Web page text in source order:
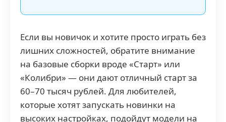
Если вы новичок и хотите просто играть без
лишних сложностей, обратите внимание
на базовые сборки вроде «Старт» или
«Колибри» — они дают отличный старт за
60–70 тысяч рублей. Для любителей,
которые хотят запускать новинки на
высоких настройках, подойдут модели на